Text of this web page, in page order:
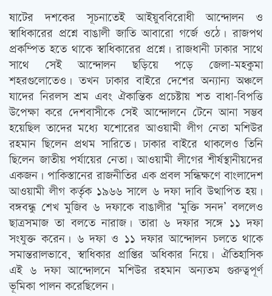
ষাটের দশকের সূচনাতেই আইয়ুববিরোধী আন্দোলন ও
স্বাধিকারের প্রশ্নে বাঙালী জাতি আবারো গর্জে ওঠে। রাজপথ
প্রকম্পিত হতে থাকে স্বাধিকারের প্রশ্নে। রাজধানী ঢাকার সাথে
সাথে সেই আন্দোলন ছড়িয়ে পড়ে জেলা-মহকুমা
শহরগুলোতেও। তখন ঢাকার বাইরে দেশের অন্যান্য অঞ্চলে
যাদের নিরলস শ্রম এবং ঐকান্তিক প্রচেষ্টায় শত বাধা-বিপত্তি
উপেক্ষা করে দেশবাসীকে সেই আন্দোলনে টেনে আনা সম্ভব
হয়েছিল তাদের মধ্যে যশোরের আওয়ামী লীগ নেতা মশিউর
রহমান ছিলেন প্রথম সারিতে। ঢাকার বাইরে থাকলেও তিনি
ছিলেন জাতীয় পর্যায়ের নেতা। আওয়ামী লীগের শীর্ষস্থানীয়দের
একজন। পাকিস্তানের রাজনীতির এক প্রবল সন্ধিক্ষণে বাংলাদেশ
আওয়ামী লীগ কর্তৃক ১৯৬৬ সালে ৬ দফা দাবি উত্থাপিত হয়।
বঙ্গবন্ধু শেখ মুজিব ৬ দফাকে বাঙালীর ‘মুক্তি সনদ’ বললেও
ছাত্রসমাজ তা বলতে নারাজ। তারা ৬ দফার সঙ্গে ১১ দফা
সংযুক্ত করেন। ৬ দফা ও ১১ দফার আন্দোলন চলতে থাকে
সমান্তরালভাবে, স্বাধিকার প্রাপ্তির অধিকার নিয়ে। ঐতিহাসিক
এই ৬ দফা আন্দোলনে মশিউর রহমান অন্যতম গুরুত্বপূর্ণ
ভূমিকা পালন করেছিলেন।